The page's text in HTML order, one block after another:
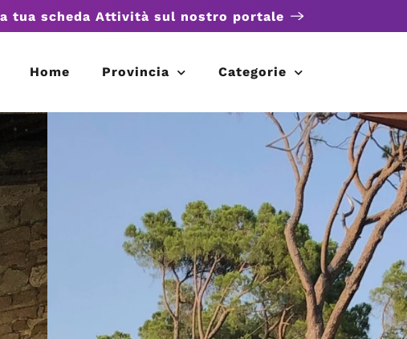
tua scheda Attività sul nostro portale
Home Provincia Categorie